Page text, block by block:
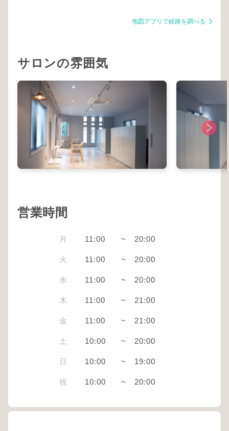
地図アプリで経路を調べる
サロンの雰囲気
営業時間
月 11:00 ~ 20:00
火 11:00 ~ 20:00
水 11:00 ~ 20:00
木 11:00 ~ 21:00
金 11:00 ~ 21:00
土 10:00 ~ 20:00
日 10:00 ~ 19:00
祝 10:00 ~ 20:00